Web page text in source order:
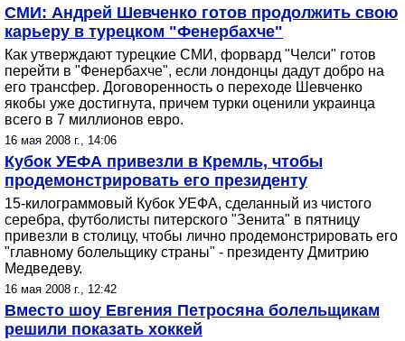
СМИ: Андрей Шевченко готов продолжить свою
карьеру в турецком "Фенербахче"
Как утверждают турецкие СМИ, форвард "Челси" готов
перейти в "Фенербахче", если лондонцы дадут добро на
его трансфер. Договоренность о переходе Шевченко
якобы уже достигнута, причем турки оценили украинца
всего в 7 миллионов евро.
16 мая 2008 г., 14:06
Кубок УЕФА привезли в Кремль, чтобы
продемонстрировать его президенту
15-килограммовый Кубок УЕФА, сделанный из чистого
серебра, футболисты питерского "Зенита" в пятницу
привезли в столицу, чтобы лично продемонстрировать его
"главному болельщику страны" - президенту Дмитрию
Медведеву.
16 мая 2008 г., 12:42
Вместо шоу Евгения Петросяна болельщикам
решили показать хоккей